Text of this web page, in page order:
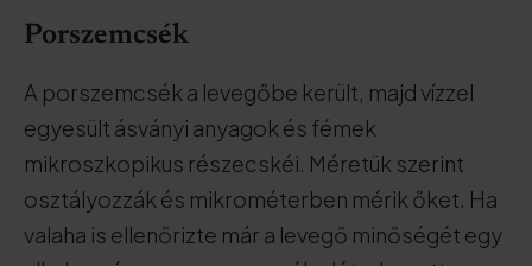
Porszemcsék
A porszemcsék a levegőbe került, majd vízzel
egyesült ásványi anyagok és fémek
mikroszkopikus részecskéi. Méretük szerint
osztályozzák és mikrométerben mérik őket. Ha
valaha is ellenőrizte már a levegő minőségét egy